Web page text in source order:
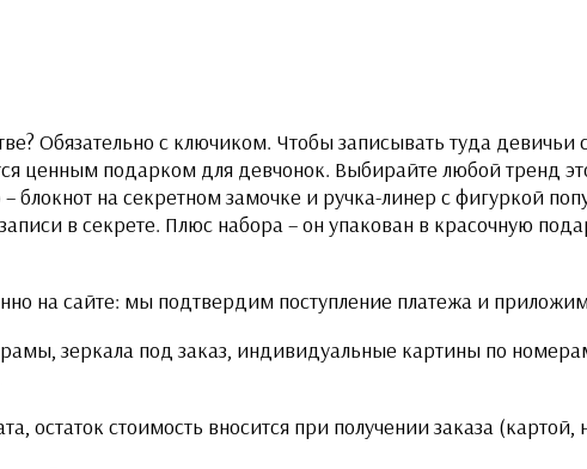
Обязательно с ключиком. Чтобы записывать туда
ценным подарком для девчонок. Выбирайте любой тренд
на секретном замочке и ручка-линер с фигуркой
в секрете. Плюс набора – он упакован в красочную
на сайте: мы подтвердим поступление платежа и
зеркала под заказ, индивидуальные картины по
остаток стоимость вносится при получении заказа